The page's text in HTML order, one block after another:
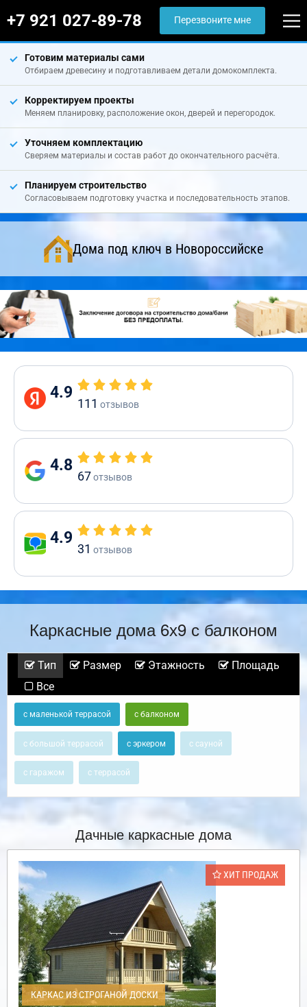
+7 921 027-89-78 Перезвоните мне
Готовим материалы сами
Отбираем древесину и подготавливаем детали домокомплекта.
Корректируем проекты
Меняем планировку, расположение окон, дверей и перегородок.
Уточняем комплектацию
Сверяем материалы и состав работ до окончательного расчёта.
Планируем строительство
Согласовываем подготовку участка и последовательность этапов.
Дома под ключ в Новороссийске
4.9
111 отзывов
4.8
67отзывов
4.9
31 отзывов
Каркасные дома 6х9 с балконом
Тип Размер Этажность
Площадь
Все
с маленькой террасой с балконом
с большой террасой с эркером с сауной
с гаражом с террасой
Дачные каркасные дома
ХИТ ПРОДАЖ
КАРКАС ИЗ СТРОГАНОЙ ДОСКИ